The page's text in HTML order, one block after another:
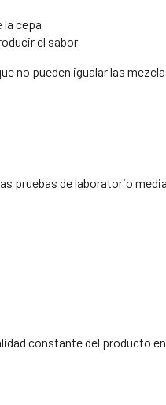
la cepa
el sabor
no pueden igualar las
pruebas de laboratorio
constante del producto